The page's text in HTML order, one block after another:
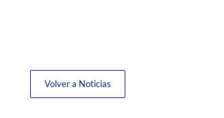
Volver a Noticias